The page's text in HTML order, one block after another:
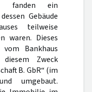
fanden ein
Gebäude
teilweise
waren. Dieses
Bankhaus
Zweck
B. GbR“ (im
umgebaut.